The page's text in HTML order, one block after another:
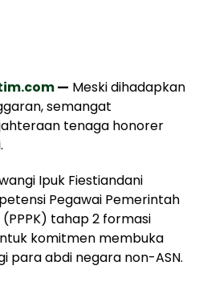
— Meski dihadapkan
semangat
tenaga honorer
Ipuk Fiestiandani
Pegawai Pemerintah
tahap 2 formasi
komitmen membuka
para abdi negara non-ASN.